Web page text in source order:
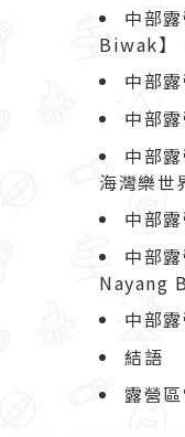
中部
Biwak】
中部
中部
中部
海灣樂世
中部
中部
Nayang
中部
結語
露營